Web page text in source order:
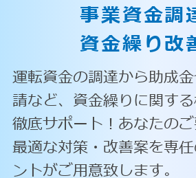
事業資金調
資金繰り改
運転資金の調達から助成
請など、資金繰りに関す
徹底サポート！あなたの
最適な対策・改善案を専
ントがご用意致します。